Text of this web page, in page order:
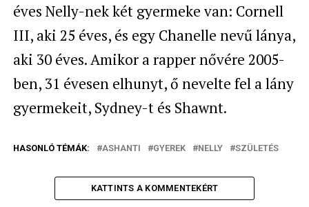
éves Nelly-nek két gyermeke van: Cornell
III, aki 25 éves, és egy Chanelle nevű lánya,
aki 30 éves. Amikor a rapper nővére 2005-
ben, 31 évesen elhunyt, ő nevelte fel a lány
gyermekeit, Sydney-t és Shawnt.
HASONLÓ TÉMÁK: ASHANTI GYEREK NELLY SZÜLETÉS
KATTINTS A KOMMENTEKÉRT